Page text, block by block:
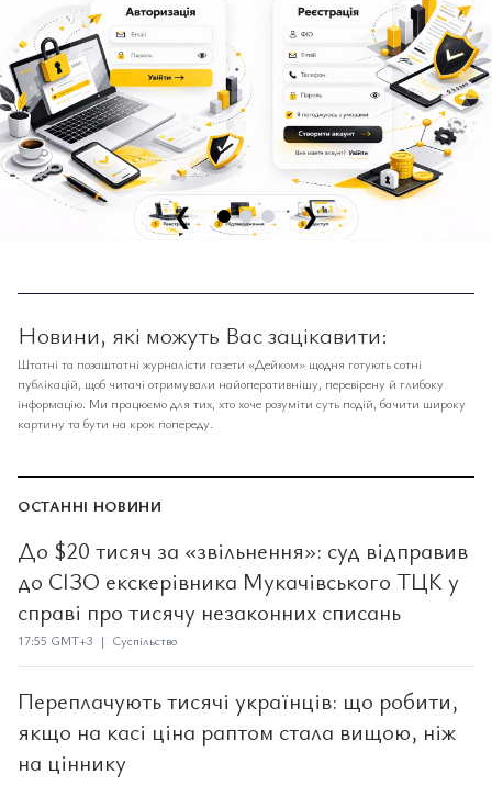
❮ ❯
Новини, які можуть Вас зацікавити:
Штатні та позаштатні журналісти газети «Дейком» щодня готують сотні
публікацій, щоб читачі отримували найоперативнішу, перевірену й глибоку
інформацію. Ми працюємо для тих, хто хоче розуміти суть подій, бачити широку
картину та бути на крок попереду.
ОСТАННІ НОВИНИ
До $20 тисяч за «звільнення»: суд відправив
до СІЗО екскерівника Мукачівського ТЦК у
справі про тисячу незаконних списань
17:55 GMT+3 | Суспільство
Переплачують тисячі українців: що робити,
якщо на касі ціна раптом стала вищою, ніж
на ціннику